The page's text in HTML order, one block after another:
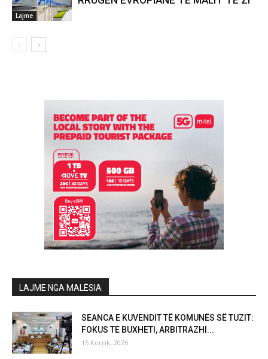
Lajme
LAJME NGA MALËSIA
SEANCA E KUVENDIT TË KOMUNËS SË TUZIT:
FOKUS TE BUXHETI, ARBITRAZHI...
15 Korrik, 2026